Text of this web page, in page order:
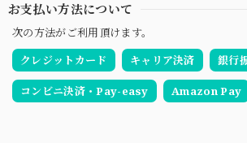
お支払い方法について
次の方法がご利用頂けます。
クレジットカード
キャリア決済 銀行
コンビニ決済・Pay-easy Amazon Pay